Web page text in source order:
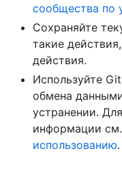
сообщества по
Сохраняйте
такие
действия.
Используйте
обмена
устранении.
информации см.
использованию.